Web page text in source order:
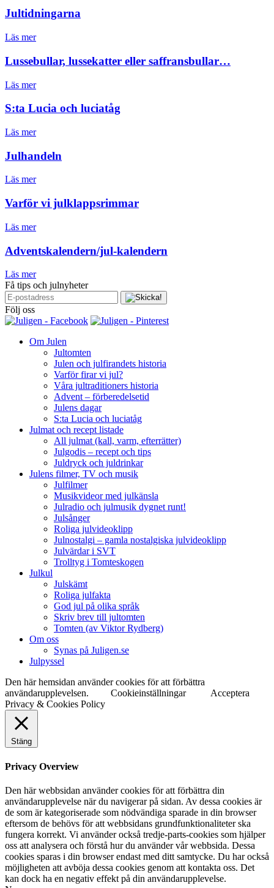
Jultidningarna
Läs mer
Lussebullar, lussekatter eller saffransbullar…
Läs mer
S:ta Lucia och luciatåg
Läs mer
Julhandeln
Läs mer
Varför vi julklappsrimmar
Läs mer
Adventskalendern/jul-kalendern
Läs mer
Få tips och julnyheter
Följ oss
Om Julen
Jultomten
Julen och julfirandets historia
Varför firar vi jul?
Våra jultraditioners historia
Advent – förberedelsetid
Julens dagar
S:ta Lucia och luciatåg
Julmat och recept listade
All julmat (kall, varm, efterrätter)
Julgodis – recept och tips
Juldryck och juldrinkar
Julens filmer, TV och musik
Julfilmer
Musikvideor med julkänsla
Julradio och julmusik dygnet runt!
Julsånger
Roliga julvideoklipp
Julnostalgi – gamla nostalgiska julvideoklipp
Julvärdar i SVT
Trolltyg i Tomteskogen
Julkul
Julskämt
Roliga julfakta
God jul på olika språk
Skriv brev till jultomten
Tomten (av Viktor Rydberg)
Om oss
Synas på Juligen.se
Julpyssel
Den här hemsidan använder cookies för att förbättra
användarupplevelsen.
Cookieinställningar
Acceptera
Privacy & Cookies Policy
Stäng
Privacy Overview
Den här webbsidan använder cookies för att förbättra din
användarupplevelse när du navigerar på sidan. Av dessa cookies är
de som är kategoriserade som nödvändiga sparade in din browser
eftersom de behövs för att webbsidans grundfunktionaliteter ska
fungera korrekt. Vi använder också tredje-parts-cookies som hjälper
oss att analysera och förstå hur du använder vår webbsida. Dessa
cookies sparas i din browser endast med ditt samtycke. Du har också
möjligheten att avböja dessa cookies genom att kontakta oss. Det
kan dock ha en negativ effekt på din användarupplevelse.